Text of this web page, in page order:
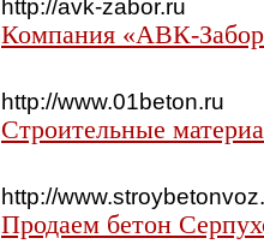
http://avk-zabor.ru
Компания «АВК-
http://www.01beton.ru
Строительные
http://
Продаем бетон